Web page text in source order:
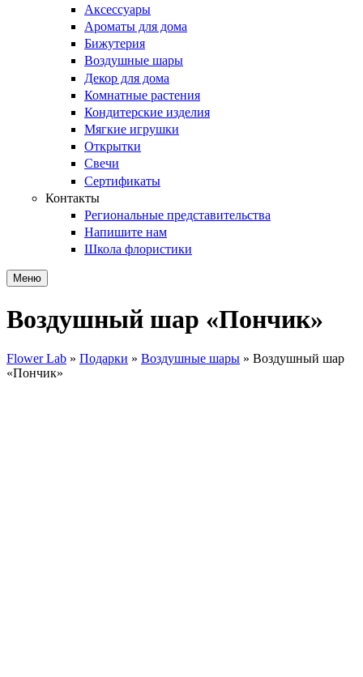
Аксессуары
Ароматы для дома
Бижутерия
Воздушные шары
Декор для дома
Комнатные растения
Кондитерские изделия
Мягкие игрушки
Открытки
Свечи
Сертификаты
Контакты
Региональные представительства
Напишите нам
Школа флористики
Меню
Воздушный шар «Пончик»
Вы здесь
Flower Lab » Подарки » Воздушные шары » Воздушный шар
«Пончик»